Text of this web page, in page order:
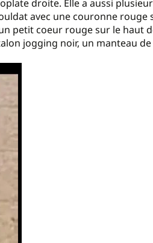
droite. Elle a aussi
avec une couronne rouge
petit coeur rouge sur le haut
jogging noir, un manteau